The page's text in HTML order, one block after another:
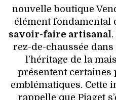
nouvelle boutique
élément fondamental
savoir-faire artisanal
rez-de-chaussée
l’héritage de la
présentent certaines
emblématiques.
rappelle que Piaget